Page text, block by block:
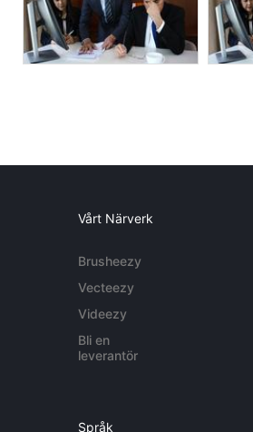
Vårt Närverk
Brusheezy
Vecteezy
Videezy
Bli en
leverantör
Språk